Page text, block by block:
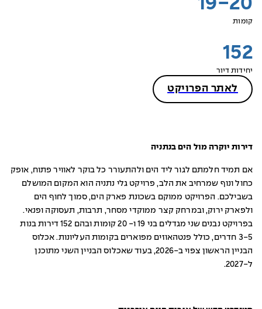
קומות
152
יחידות דיור
לאתר הפרויקט
דירות יוקרה מול הים בנתניה
אם תמיד חלמתם לגור ליד הים ולהתעורר כל בוקר לאוויר פתוח, אופק
כחול ונוף שמרחיב את הלב, פרויקט גלי נתניה הוא המקום המושלם
בשבילכם. הפרויקט ממוקם בשכונת פארק הים, סמוך לחוף הים
ולפארק ירוק, ובמרחק קצר ממוקדי מסחר, תרבות, תעסוקה ופנאי.
בפרויקט נבנים שני מגדלים בני 19 ו- 20 קומות ובהם 152 דירות בנות
3-5 חדרים, כולל פנטהאוזים מפוארים בקומות העליונות. אכלוס
הבניין הראשון צפוי ב-2026, בעוד שאכלוס הבניין השני מתוכנן
ל-2027.